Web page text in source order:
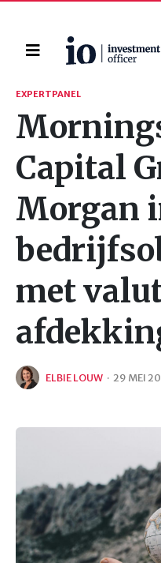
Home
Zoeken
EXPERTPANEL
Capital
Morgan
met
ELBIE LOUW · 29 MEI